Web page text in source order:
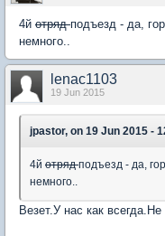
4й отрядподъезд - да,
немного..
lenac1103
19 Jun 2015
jpastor, on 19 Jun 2015 -
4й отрядподъезд - да,
немного..
Везет.У нас как всегда.Не